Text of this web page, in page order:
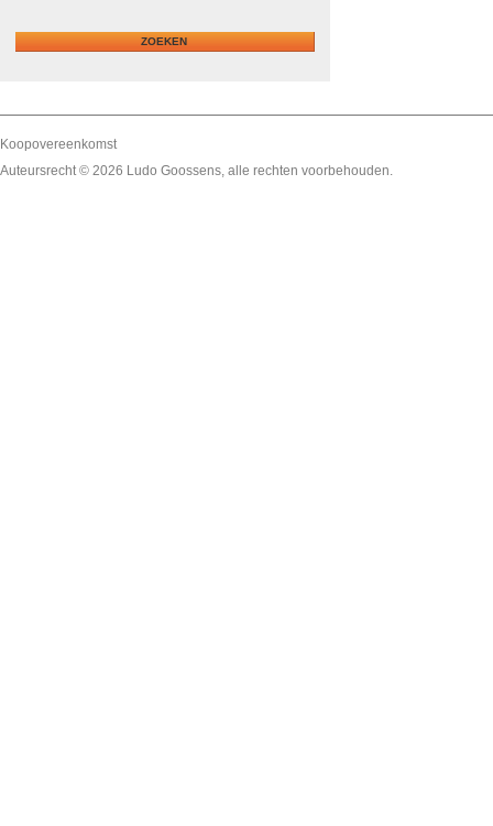
Koopovereenkomst
Auteursrecht © 2026 Ludo Goossens, alle rechten voorbehouden.